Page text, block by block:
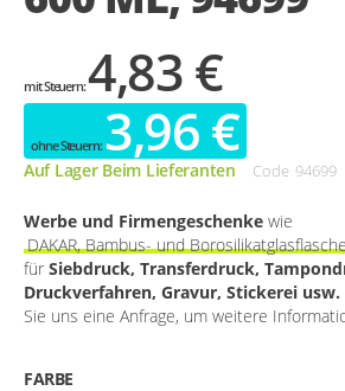
4,83 €
3,96 €
Auf Lager Beim Lieferanten Code 94699
Werbe und Firmengeschenke wie
DAKAR, Bambus- und
für Siebdruck, Transferdruck,
Druckverfahren, Gravur, Stickerei usw.
Sie uns eine Anfrage, um weitere
FARBE